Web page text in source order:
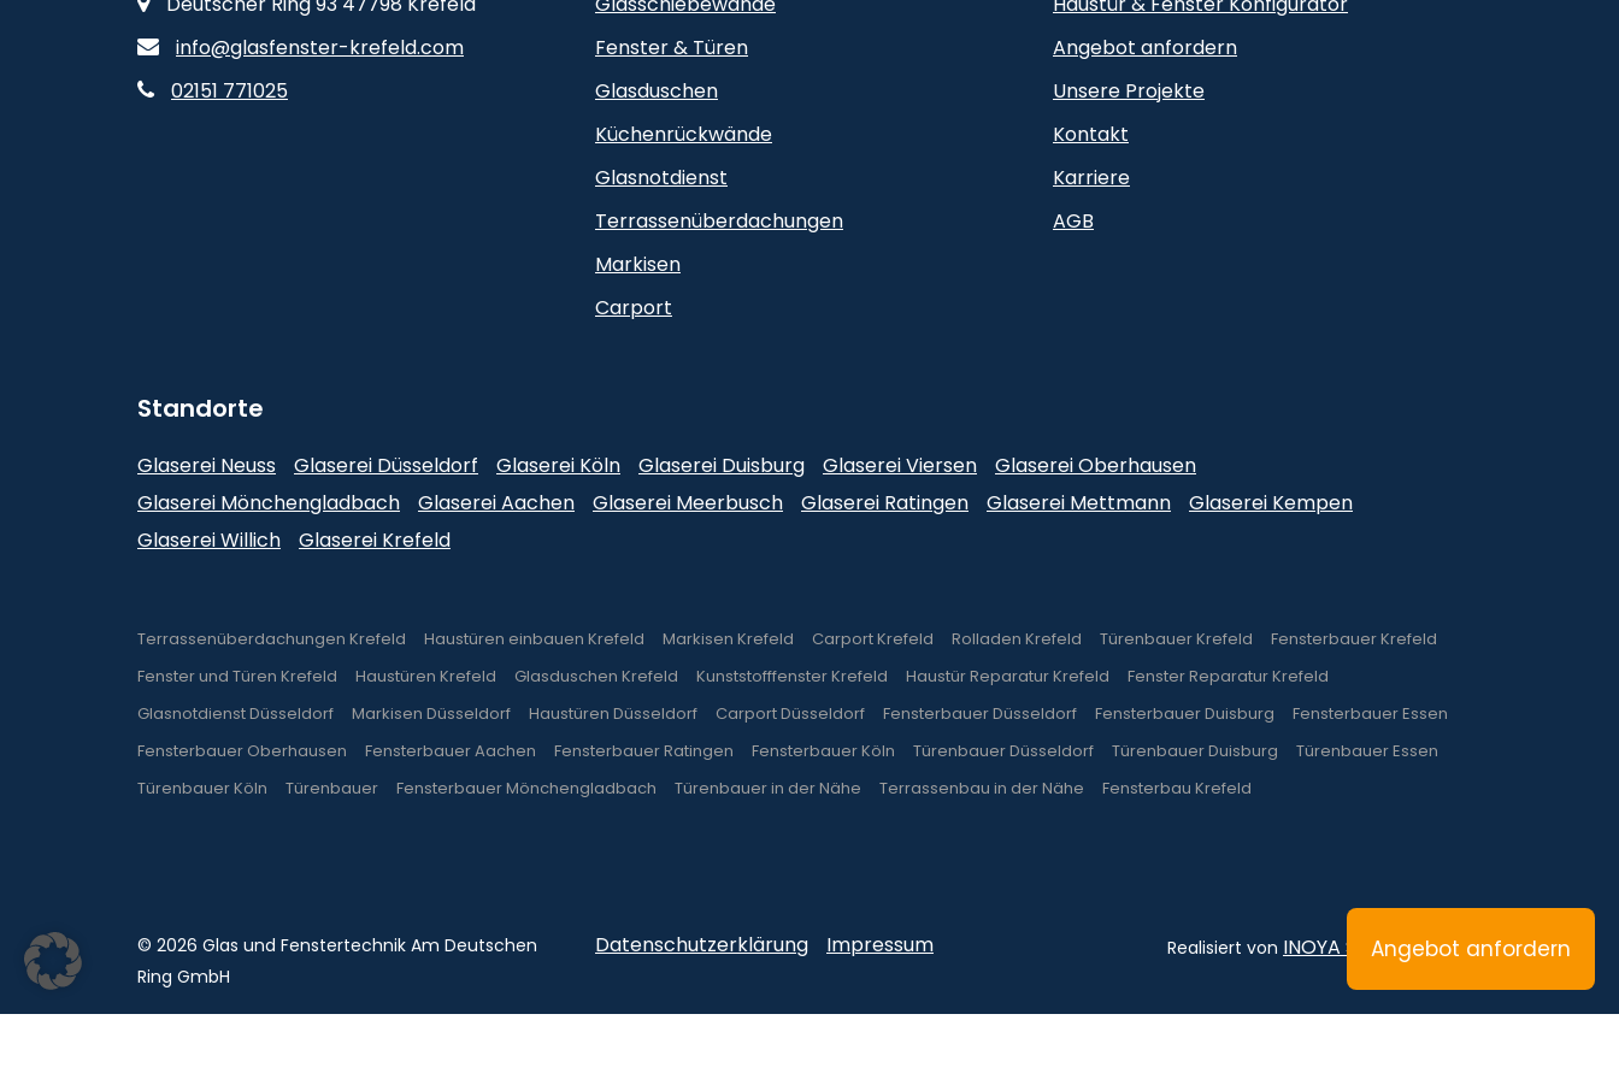
info@glasfenster-krefeld.com
02151 771025
Fenster & Türen
Glasduschen
Küchenrückwände
Glasnotdienst
Terrassenüberdachungen
Markisen
Carport
Angebot anfordern
Unsere Projekte
Kontakt
Karriere
AGB
Standorte
Glaserei Neuss Glaserei Düsseldorf Glaserei Köln Glaserei Duisburg Glaserei Viersen
Glaserei Oberhausen
Glaserei Mönchengladbach
Glaserei Aachen Glaserei Meerbusch Glaserei Ratingen Glaserei Mettmann
Glaserei Kempen
Glaserei Willich
Glaserei Krefeld
Terrassenüberdachungen Krefeld Haustüren einbauen Krefeld Markisen Krefeld Carport Krefeld Rolladen Krefeld Türenbauer Krefeld
Fensterbauer Krefeld
Fenster und Türen Krefeld
Haustüren Krefeld Glasduschen Krefeld Kunststofffenster Krefeld Haustür Reparatur Krefeld
Fenster Reparatur Krefeld
Glasnotdienst Düsseldorf
Markisen Düsseldorf Haustüren Düsseldorf Carport Düsseldorf Fensterbauer Düsseldorf Fensterbauer Duisburg
Fensterbauer Essen
Fensterbauer Oberhausen
Fensterbauer Aachen Fensterbauer Ratingen Fensterbauer Köln Türenbauer Düsseldorf Türenbauer Duisburg
Türenbauer Essen
Türenbauer Köln
Türenbauer Fensterbauer Mönchengladbach Türenbauer in der Nähe Terrassenbau in der Nähe Fensterbau Krefeld
© 2026 Glas und Fenstertechnik Am Deutschen
Ring GmbH
Datenschutzerklärung Impressum Realisiert von INOYA Software & IT
Angebot anfordern